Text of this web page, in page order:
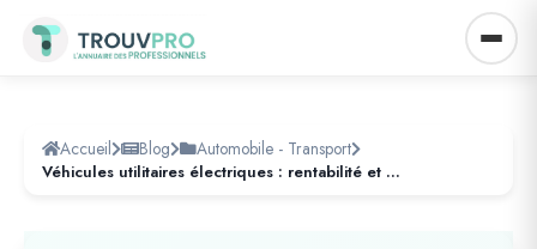
Accueil Blog Automobile - Transport
Véhicules utilitaires électriques : rentabilité et autonomie en 2025